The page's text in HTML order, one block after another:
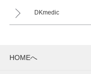
DKmedic
HOMEへ